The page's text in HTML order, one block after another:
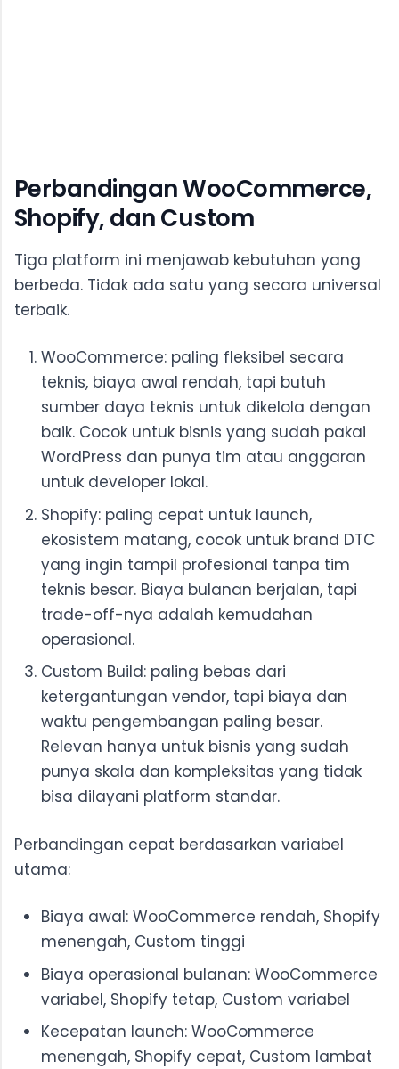
Perbandingan WooCommerce,
Shopify, dan Custom
Tiga platform ini menjawab kebutuhan yang
berbeda. Tidak ada satu yang secara universal
terbaik.
WooCommerce: paling fleksibel secara
teknis, biaya awal rendah, tapi butuh
sumber daya teknis untuk dikelola dengan
baik. Cocok untuk bisnis yang sudah pakai
WordPress dan punya tim atau anggaran
untuk developer lokal.
Shopify: paling cepat untuk launch,
ekosistem matang, cocok untuk brand DTC
yang ingin tampil profesional tanpa tim
teknis besar. Biaya bulanan berjalan, tapi
trade-off-nya adalah kemudahan
operasional.
Custom Build: paling bebas dari
ketergantungan vendor, tapi biaya dan
waktu pengembangan paling besar.
Relevan hanya untuk bisnis yang sudah
punya skala dan kompleksitas yang tidak
bisa dilayani platform standar.
Perbandingan cepat berdasarkan variabel
utama:
Biaya awal: WooCommerce rendah, Shopify
menengah, Custom tinggi
Biaya operasional bulanan: WooCommerce
variabel, Shopify tetap, Custom variabel
Kecepatan launch: WooCommerce
menengah, Shopify cepat, Custom lambat